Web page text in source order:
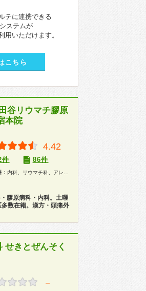
テに連携できる
ステムが
用いただけます。
こちら
谷リウマチ膠原
本院
4.42
件 86件
内科、リウマチ科、アレルギー科、神経内科、漢方
膠原病科・内科。土曜
数在籍。漢方・頭痛外
せきとぜんそく
－